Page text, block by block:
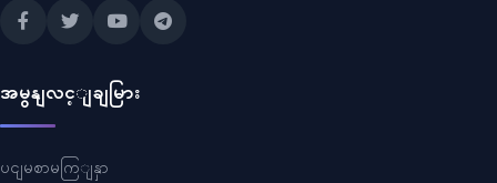
အမွနျလင့ျချမြား
ပငျမစာမကြျနှာ